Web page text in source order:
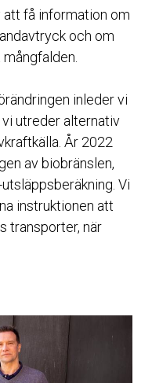
att få information om
och om
inleder vi
utreder alternativ
År 2022
av biobränslen,
Vi
instruktionen att
transporter, när